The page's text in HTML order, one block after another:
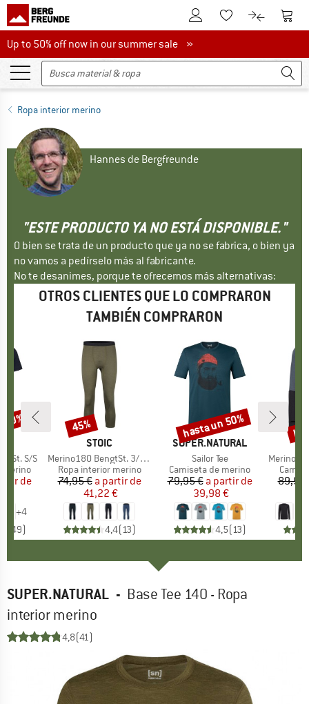
A la cuenta de cliente
A la lista de
A la A la
Up to 50% off now in our summer sale
Up to 50% off now in our summer sale »
Ropa interior merino
Hannes de Bergfreunde
"ESTE PRODUCTO YA NO ESTÁ DISPONIBLE."
O bien se trata de un producto que ya no se fabrica, o bien ya
no vamos a pedírselo más al fabricante.
No te desanimes, porque te ofrecemos más alternativas:
OTROS CLIENTES QUE LO COMPRARON
TAMBIÉN COMPRARON
S/S
merino
reducido
de
+4
49)
MARCA
STOIC
Artículo
Merino180 BengtSt. 3/4 Pants
Product group
Ropa interior merino
Precio
74,95 € Precio reducido
a partir de
41,22 €
4,4(13)
Descuento
45%
MARCA
SUPER.NATURAL
Artículo
Sailor Tee
Product group
Camiseta de merino
Precio
79,95 € Precio reducido
a partir de
39,98 €
4,5(13)
Descuento
hasta un 50%
Artículo
89,95
SUPER.NATURAL - Base Tee 140 - Ropa
interior merino
4,8(41)